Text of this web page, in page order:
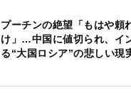
プーチンの絶望「もはや頼
け」…中国に値切られ、イ
る“大国ロシア”の悲しい現